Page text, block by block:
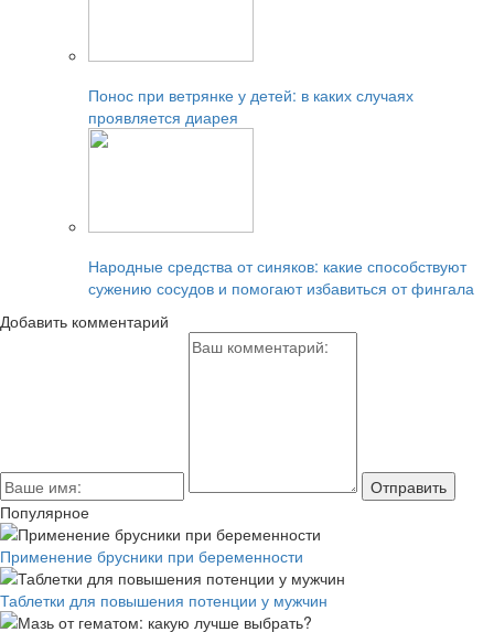
Понос при ветрянке у детей: в каких случаях
проявляется диарея
Народные средства от синяков: какие способствуют
сужению сосудов и помогают избавиться от фингала
Добавить комментарий
Популярное
Применение брусники при беременности
Таблетки для повышения потенции у мужчин